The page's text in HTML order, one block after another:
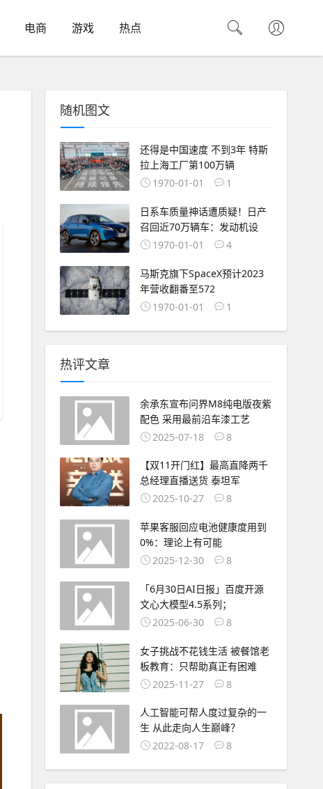
电商 游戏 热点
随机图文
还得是中国速度 不到3年 特斯
拉上海工厂第100万辆
1970-01-01
1
日系车质量神话遭质疑！日产
召回近70万辆车：发动机设
1970-01-01
4
马斯克旗下SpaceX预计2023
年营收翻番至572
1970-01-01
1
热评文章
余承东宣布问界M8纯电版夜紫
配色 采用最前沿车漆工艺
2025-07-18
8
【双11开门红】最高直降两千
总经理直播送货 泰坦军
2025-10-27
8
苹果客服回应电池健康度用到
0%：理论上有可能
2025-12-30
8
「6月30日AI日报」百度开源
文心大模型4.5系列；
2025-06-30
8
女子挑战不花钱生活 被餐馆老
板教育：只帮助真正有困难
2025-11-27
8
人工智能可帮人度过复杂的一
生 从此走向人生巅峰？
2022-08-17
8